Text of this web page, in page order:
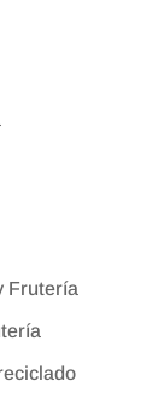
Frutería